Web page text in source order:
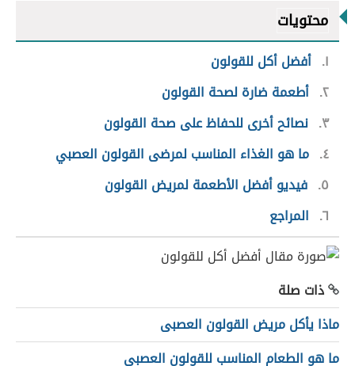
محتويات
١ أفضل أكل للقولون
٢ أطعمة ضارة لصحة القولون
٣ نصائح أخرى للحفاظ على صحة القولون
٤ ما هو الغذاء المناسب لمرضى القولون العصبي
٥ فيديو أفضل الأطعمة لمريض القولون
٦ المراجع
ذات صلة
ماذا يأكل مريض القولون العصبى
ما هو الطعام المناسب للقولون العصبي